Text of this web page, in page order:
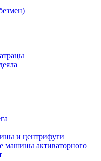
и центрифуги
машины активаторного